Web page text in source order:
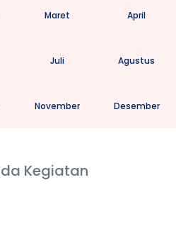
Maret April
Juli Agustus
November Desember
Kegiatan